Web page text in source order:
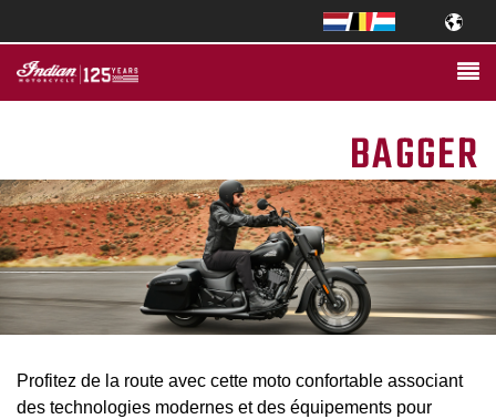
BAGGER
Profitez de la route avec cette moto confortable associant
des technologies modernes et des équipements pour